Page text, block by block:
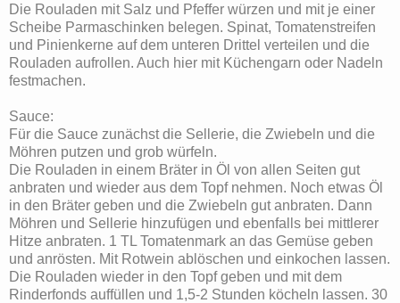
Die Rouladen mit Salz und Pfeffer würzen und mit je einer
Scheibe Parmaschinken belegen. Spinat, Tomatenstreifen
und Pinienkerne auf dem unteren Drittel verteilen und die
Rouladen aufrollen. Auch hier mit Küchengarn oder Nadeln
festmachen.
Sauce:
Für die Sauce zunächst die Sellerie, die Zwiebeln und die
Möhren putzen und grob würfeln.
Die Rouladen in einem Bräter in Öl von allen Seiten gut
anbraten und wieder aus dem Topf nehmen. Noch etwas Öl
in den Bräter geben und die Zwiebeln gut anbraten. Dann
Möhren und Sellerie hinzufügen und ebenfalls bei mittlerer
Hitze anbraten. 1 TL Tomatenmark an das Gemüse geben
und anrösten. Mit Rotwein ablöschen und einkochen lassen.
Die Rouladen wieder in den Topf geben und mit dem
Rinderfonds auffüllen und 1,5-2 Stunden köcheln lassen. 30